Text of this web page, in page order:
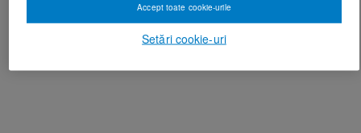
Setări cookie-uri
Accept toate cookie-urile